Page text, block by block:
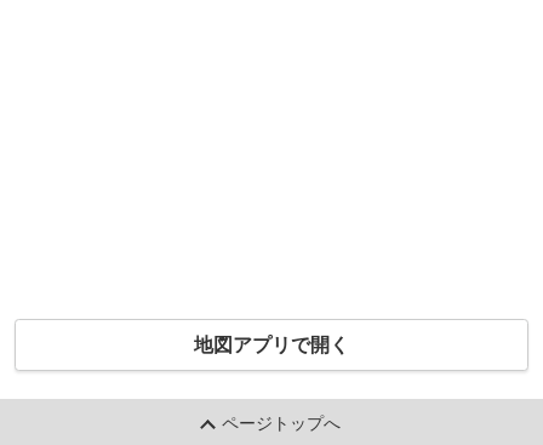
地図アプリで開く
ページトップへ